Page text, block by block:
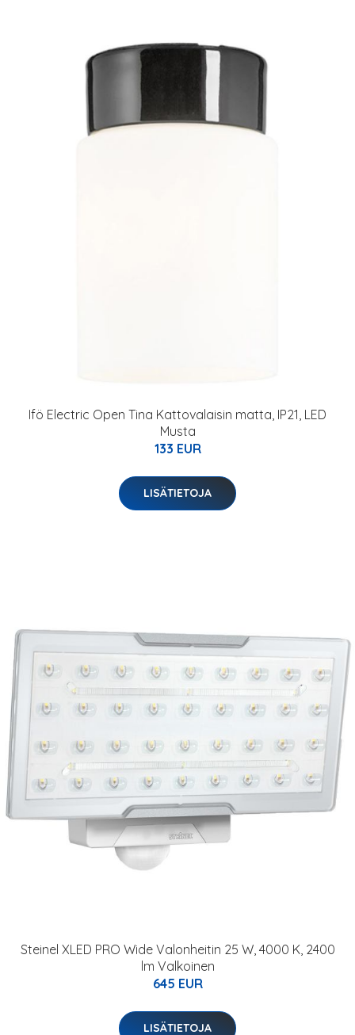
Ifö Electric Open Tina Kattovalaisin matta, IP21, LED
Musta
133 EUR
LISÄTIETOJA
Steinel XLED PRO Wide Valonheitin 25 W, 4000 K, 2400
lm Valkoinen
645 EUR
LISÄTIETOJA